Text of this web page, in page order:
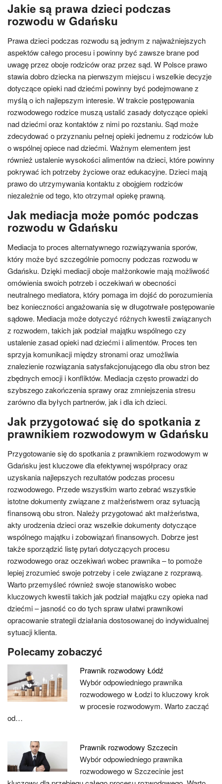
Jakie są prawa dzieci podczas
rozwodu w Gdańsku
Prawa dzieci podczas rozwodu są jednym z najważniejszych
aspektów całego procesu i powinny być zawsze brane pod
uwagę przez oboje rodziców oraz przez sąd. W Polsce prawo
stawia dobro dziecka na pierwszym miejscu i wszelkie decyzje
dotyczące opieki nad dziećmi powinny być podejmowane z
myślą o ich najlepszym interesie. W trakcie postępowania
rozwodowego rodzice muszą ustalić zasady dotyczące opieki
nad dziećmi oraz kontaktów z nimi po rozstaniu. Sąd może
zdecydować o przyznaniu pełnej opieki jednemu z rodziców lub
o wspólnej opiece nad dziećmi. Ważnym elementem jest
również ustalenie wysokości alimentów na dzieci, które powinny
pokrywać ich potrzeby życiowe oraz edukacyjne. Dzieci mają
prawo do utrzymywania kontaktu z obojgiem rodziców
niezależnie od tego, kto otrzymał opiekę prawną.
Jak mediacja może pomóc podczas
rozwodu w Gdańsku
Mediacja to proces alternatywnego rozwiązywania sporów,
który może być szczególnie pomocny podczas rozwodu w
Gdańsku. Dzięki mediacji oboje małżonkowie mają możliwość
omówienia swoich potrzeb i oczekiwań w obecności
neutralnego mediatora, który pomaga im dojść do porozumienia
bez konieczności angażowania się w długotrwałe postępowanie
sądowe. Mediacja może dotyczyć różnych kwestii związanych
z rozwodem, takich jak podział majątku wspólnego czy
ustalenie zasad opieki nad dziećmi i alimentów. Proces ten
sprzyja komunikacji między stronami oraz umożliwia
znalezienie rozwiązania satysfakcjonującego dla obu stron bez
zbędnych emocji i konfliktów. Mediacja często prowadzi do
szybszego zakończenia sprawy oraz zmniejszenia stresu
zarówno dla byłych partnerów, jak i dla ich dzieci.
Jak przygotować się do spotkania z
prawnikiem rozwodowym w Gdańsku
Przygotowanie się do spotkania z prawnikiem rozwodowym w
Gdańsku jest kluczowe dla efektywnej współpracy oraz
uzyskania najlepszych rezultatów podczas procesu
rozwodowego. Przede wszystkim warto zebrać wszystkie
istotne dokumenty związane z małżeństwem oraz sytuacją
finansową obu stron. Należy przygotować akt małżeństwa,
akty urodzenia dzieci oraz wszelkie dokumenty dotyczące
wspólnego majątku i zobowiązań finansowych. Dobrze jest
także sporządzić listę pytań dotyczących procesu
rozwodowego oraz oczekiwań wobec prawnika – to pomoże
lepiej zrozumieć swoje potrzeby i cele związane z rozprawą.
Warto przemyśleć również swoje stanowisko wobec
kluczowych kwestii takich jak podział majątku czy opieka nad
dziećmi – jasność co do tych spraw ułatwi prawnikowi
opracowanie strategii działania dostosowanej do indywidualnej
sytuacji klienta.
Polecamy zobaczyć
Prawnik rozwodowy Łódź
Wybór odpowiedniego prawnika
rozwodowego w Łodzi to kluczowy krok
w procesie rozwodowym. Warto zacząć
od…
Prawnik rozwodowy Szczecin
Wybór odpowiedniego prawnika
rozwodowego w Szczecinie jest